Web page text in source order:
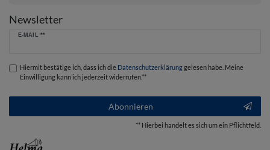
Newsletter
E-MAIL **
Newsletter
Hiermit bestätige ich, dass ich die Daten­schutz­erklärunggelesen habe. Meine
Einwilligung kann ich jederzeit widerrufen.**
Abonnieren
** Hierbei handelt es sich um ein Pflichtfeld.